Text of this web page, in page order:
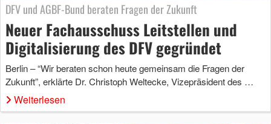
DFV und AGBF-Bund beraten Fragen der Zukunft
Neuer Fachausschuss Leitstellen und
Digitalisierung des DFV gegründet
Berlin – “Wir beraten schon heute gemeinsam die Fragen der
Zukunft”, erklärte Dr. Christoph Weltecke, Vizepräsident des …
Weiterlesen